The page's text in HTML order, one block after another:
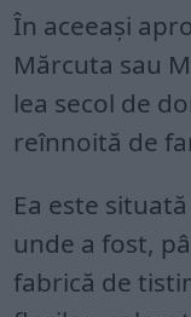
În aceeaşi
Mărcuta sau
lea secol de
reînnoită de
Ea este
unde a fost,
fabrică de